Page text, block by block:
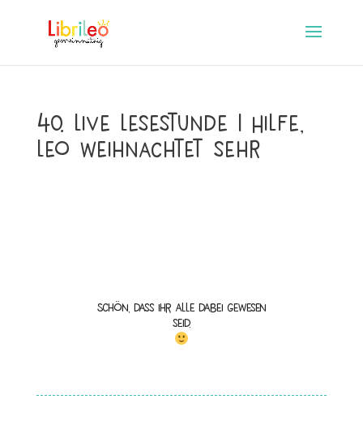
40. Live Lesestunde | Hilfe,
Leo weihnachtet sehr
Schön, dass ihr alle dabei gewesen
seid.